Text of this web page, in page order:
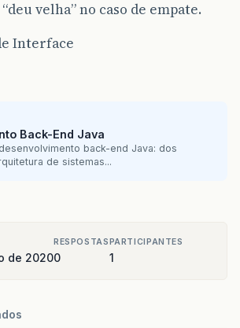
velha” no caso de empate.
Interface
Back-End Java
back-end Java: dos
de sistemas...
de 2020
RESPOSTAS
0
PARTICIPANTES
1